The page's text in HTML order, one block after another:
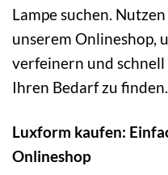
Lampe suchen.
unserem Onlineshop,
verfeinern und
Ihren Bedarf zu finden.
Luxform kaufen:
Onlineshop